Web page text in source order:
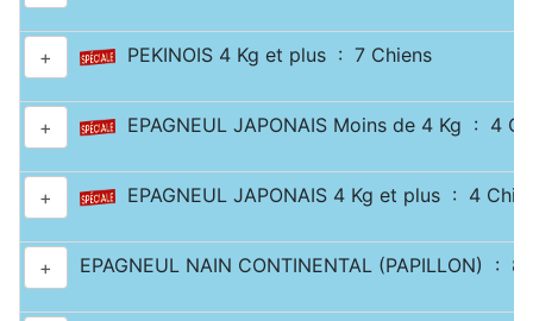
+ PEKINOIS 4 Kg et plus : 7 Chiens
+ EPAGNEUL JAPONAIS Moins de 4 Kg : 4
+ EPAGNEUL JAPONAIS 4 Kg et plus : 4
+ EPAGNEUL NAIN CONTINENTAL (PAPILLON) : 8